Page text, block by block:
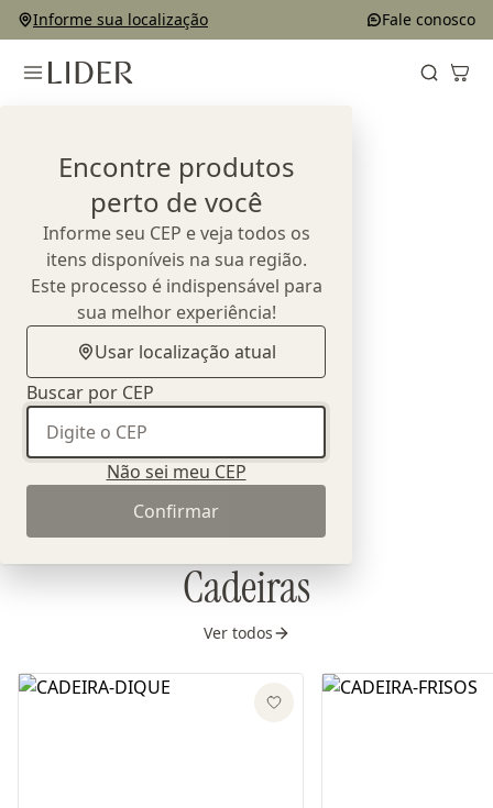
Informe sua localização Fale conosco
Encontre produtos
perto de você
Informe seu CEP e veja todos os
itens disponíveis na sua região.
Este processo é indispensável para
sua melhor experiência!
Usar localização atual
Buscar por CEP
Não sei meu CEP
Confirmar
Cozinha
Banquetas
Ver todos
Cadeiras
Ver todos